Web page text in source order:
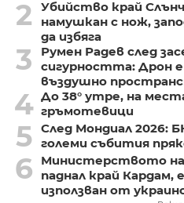
2
Убийство край
намушкан с нож,
да избяга
3
Румен Радев след
сигурността: Дрон е
въздушно
4 До 38° утре, на
гръмотевици
5 След Мондиал 2026:
големи събития
6
Министерството
паднал край Кардам,
използван от